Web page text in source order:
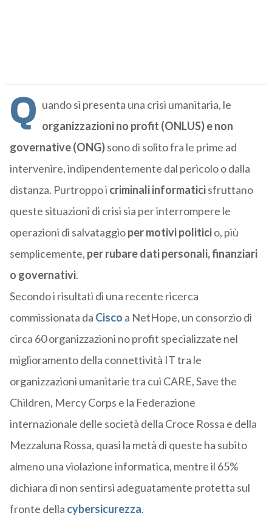
Q uando si presenta una crisi umanitaria, le
organizzazioni no profit (ONLUS) e non
governative (ONG)sono di solito fra le prime ad
intervenire, indipendentemente dal pericolo o dalla
distanza. Purtroppo i criminali informaticisfruttano
queste situazioni di crisi sia per interrompere le
operazioni di salvataggioper motivi politicio, più
semplicemente, per rubare dati personali, finanziari
o governativi.
Secondo i risultati di una recente ricerca
commissionata da Cisco a NetHope, un consorzio di
circa 60 organizzazioni no profit specializzate nel
miglioramento della connettività IT tra le
organizzazioni umanitarie tra cui CARE, Save the
Children, Mercy Corps e la Federazione
internazionale delle società della Croce Rossa e della
Mezzaluna Rossa, quasi la metà di queste ha subito
almeno una violazione informatica, mentre il 65%
dichiara di non sentirsi adeguatamente protetta sul
fronte della cybersicurezza.